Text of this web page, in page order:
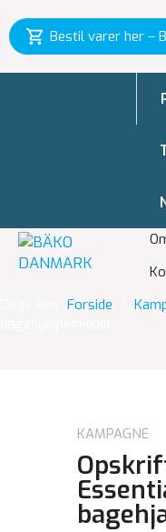
Bestil varer her –
Forside
KAMPAGNE